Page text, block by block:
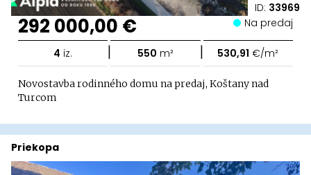
ID: 33969
292 000,00 € Na predaj
4 iz. | 550 m² | 530,91 €/m²
Novostavba rodinného domu na predaj, Koštany nad
Turcom
Priekopa